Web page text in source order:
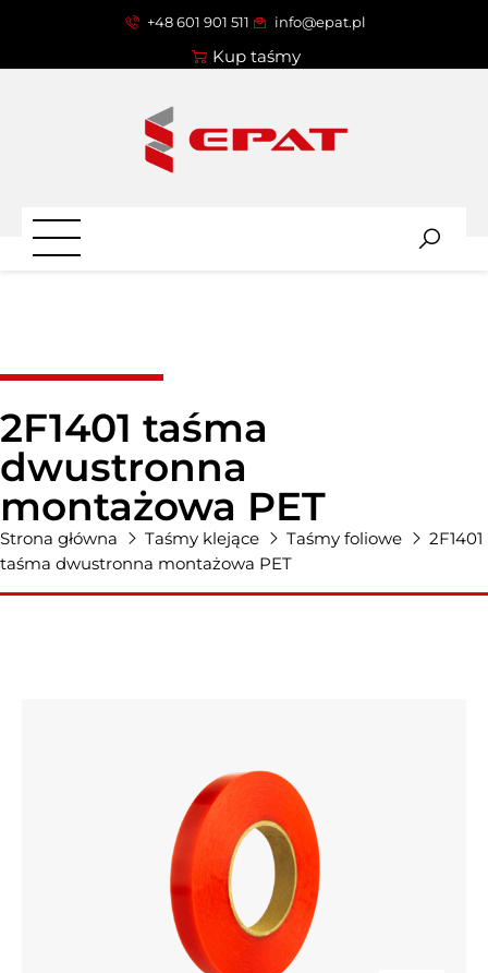
+48 601 901 511 info@epat.pl
Kup taśmy
2F1401 taśma
dwustronna
montażowa PET
Strona główna Taśmy klejące Taśmy foliowe
2F1401
taśma dwustronna montażowa PET